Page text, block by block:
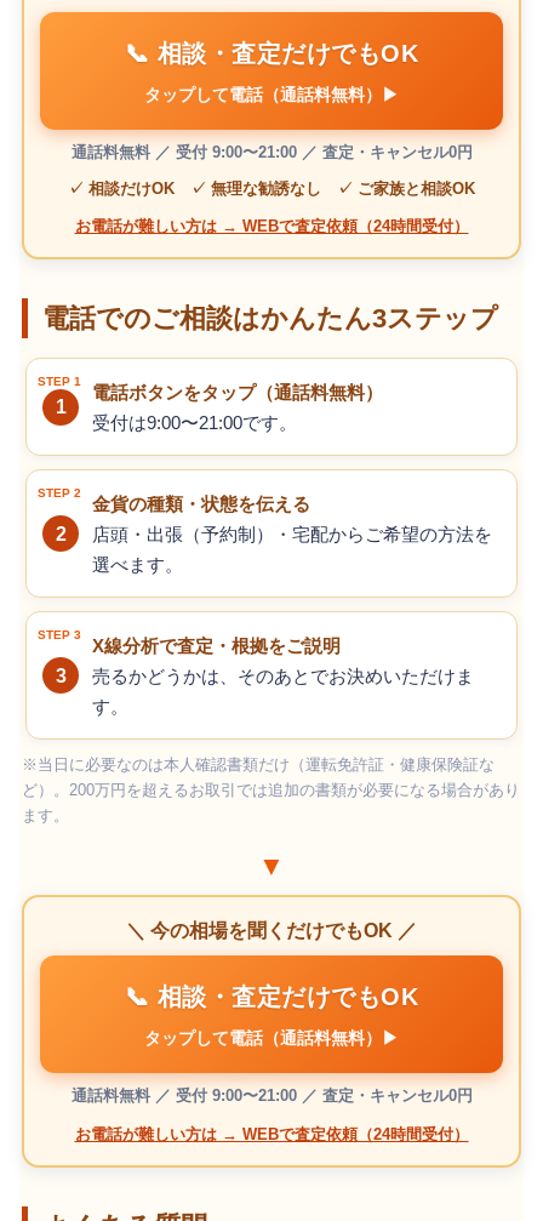
📞 相談・査定だけでもOK
タップして電話（通話料無料）▶
通話料無料 ／ 受付 9:00〜21:00 ／ 査定・キャンセル0円
✓ 相談だけOK ✓ 無理な勧誘なし ✓ ご家族と相談OK
お電話が難しい方は → WEBで査定依頼（24時間受付）
電話でのご相談はかんたん3ステップ
1
電話ボタンをタップ（通話料無料）
受付は9:00〜21:00です。
2
金貨の種類・状態を伝える
店頭・出張（予約制）・宅配からご希望の方法を
選べます。
3
X線分析で査定・根拠をご説明
売るかどうかは、そのあとでお決めいただけま
す。
※当日に必要なのは本人確認書類だけ（運転免許証・健康保険証な
ど）。200万円を超えるお取引では追加の書類が必要になる場合があり
ます。
▼
＼ 今の相場を聞くだけでもOK ／
📞 相談・査定だけでもOK
タップして電話（通話料無料）▶
通話料無料 ／ 受付 9:00〜21:00 ／ 査定・キャンセル0円
お電話が難しい方は → WEBで査定依頼（24時間受付）